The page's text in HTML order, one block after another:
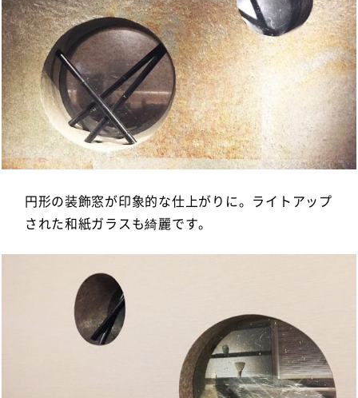
円形の装飾窓が印象的な仕上がりに。ライトアップ
された和紙ガラスも綺麗です。